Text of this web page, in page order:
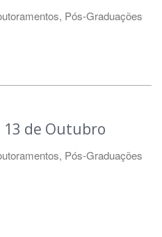
Pós-Graduações
13 de Outubro
Pós-Graduações